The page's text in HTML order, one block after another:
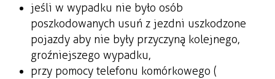
jeśli w wypadku nie było osób
poszkodowanych usuń z jezdni uszkodzone
pojazdy aby nie były przyczyną kolejnego,
groźniejszego wypadku,
przy pomocy telefonu komórkowego (